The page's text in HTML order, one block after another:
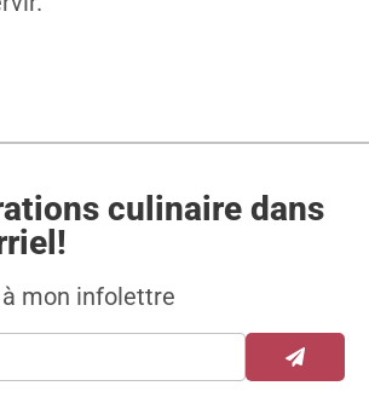
culinaire dans
mon infolettre